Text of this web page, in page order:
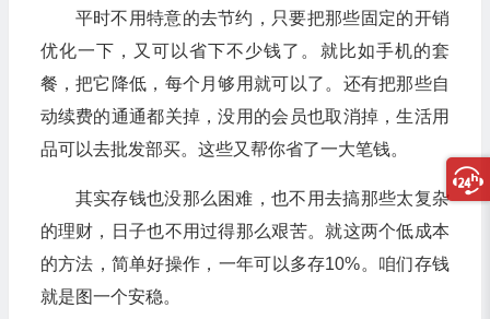
平时不用特意的去节约，只要把那些固定的开销
优化一下，又可以省下不少钱了。就比如手机的套
餐，把它降低，每个月够用就可以了。还有把那些自
动续费的通通都关掉，没用的会员也取消掉，生活用
品可以去批发部买。这些又帮你省了一大笔钱。
其实存钱也没那么困难，也不用去搞那些太复杂
的理财，日子也不用过得那么艰苦。就这两个低成本
的方法，简单好操作，一年可以多存10%。咱们存钱
就是图一个安稳。